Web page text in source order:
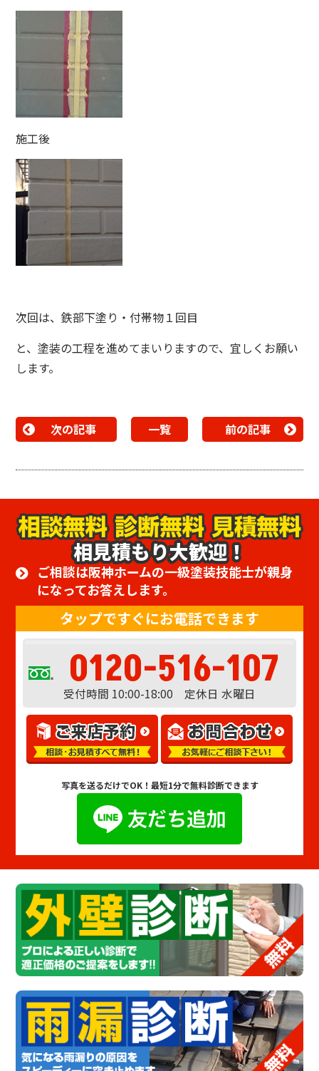
施工後
次回は、鉄部下塗り・付帯物１回目
と、塗装の工程を進めてまいりますので、宜しくお願い
します。
次の記事 一覧 前の記事
相見積もり大歓迎！
ご相談は阪神ホームの一級塗装技能士が親身
になってお答えします。
タップですぐにお電話できます
0120-516-107
受付時間 10:00-18:00 定休日 水曜日
写真を送るだけでOK！ 最短1分で無料診断できます